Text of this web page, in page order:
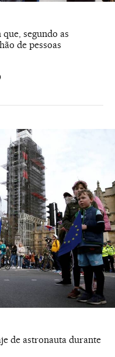
segundo as
de pessoas
de astronauta durante